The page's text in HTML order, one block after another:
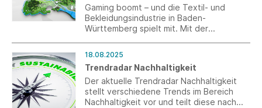
Gaming boomt – und die Textil- und
Bekleidungsindustrie in Baden-
Württemberg spielt mit. Mit der
Open-World, die textile Vielfalt
spielerisch erlebbar macht.
18.08.2025
Trendradar Nachhaltigkeit
Der aktuelle Trendradar Nachhaltigkeit
stellt verschiedene Trends im Bereich
Nachhaltigkeit vor und teilt diese nach